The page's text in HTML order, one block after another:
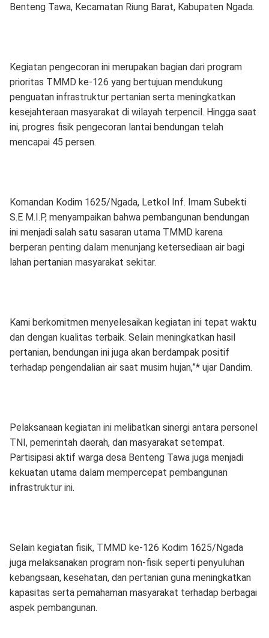
Benteng Tawa, Kecamatan Riung Barat, Kabupaten Ngada.
Kegiatan pengecoran ini merupakan bagian dari program
prioritas TMMD ke-126 yang bertujuan mendukung
penguatan infrastruktur pertanian serta meningkatkan
kesejahteraan masyarakat di wilayah terpencil. Hingga saat
ini, progres fisik pengecoran lantai bendungan telah
mencapai 45 persen.
Komandan Kodim 1625/Ngada, Letkol Inf. Imam Subekti
S.E M.I.P, menyampaikan bahwa pembangunan bendungan
ini menjadi salah satu sasaran utama TMMD karena
berperan penting dalam menunjang ketersediaan air bagi
lahan pertanian masyarakat sekitar.
Kami berkomitmen menyelesaikan kegiatan ini tepat waktu
dan dengan kualitas terbaik. Selain meningkatkan hasil
pertanian, bendungan ini juga akan berdampak positif
terhadap pengendalian air saat musim hujan,”* ujar Dandim.
Pelaksanaan kegiatan ini melibatkan sinergi antara personel
TNI, pemerintah daerah, dan masyarakat setempat.
Partisipasi aktif warga desa Benteng Tawa juga menjadi
kekuatan utama dalam mempercepat pembangunan
infrastruktur ini.
Selain kegiatan fisik, TMMD ke-126 Kodim 1625/Ngada
juga melaksanakan program non-fisik seperti penyuluhan
kebangsaan, kesehatan, dan pertanian guna meningkatkan
kapasitas serta pemahaman masyarakat terhadap berbagai
aspek pembangunan.